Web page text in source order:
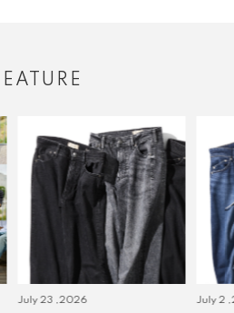
July 23 ,2026 July 2